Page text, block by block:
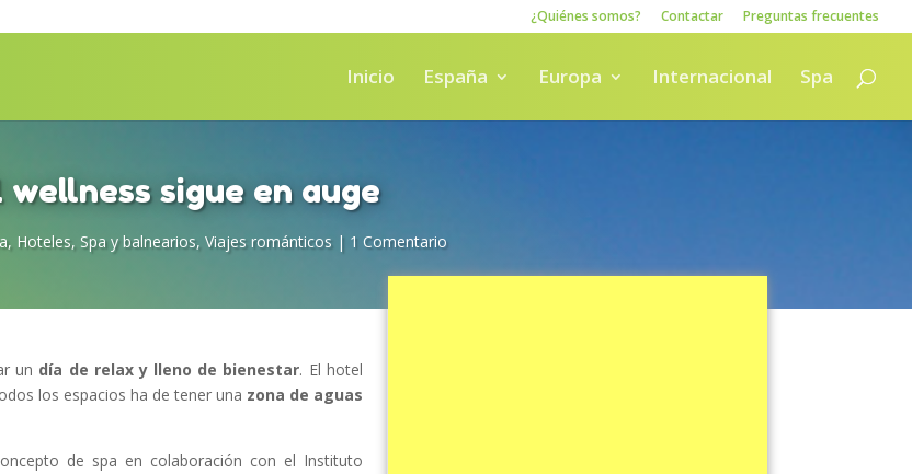
¿Quiénes somos? Contactar Preguntas frecuentes
Inicio España Europa Internacional Spa
wellness sigue en auge
, Hoteles, Spa y balnearios, Viajes románticos | 1 Comentario
un día de relax y lleno de bienestar. El hotel
los espacios ha de tener una zona de aguas
de spa en colaboración con el Instituto